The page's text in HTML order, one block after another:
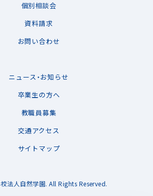
個別相談会
資料請求
お問い合わせ
ニュース・お知らせ
卒業生の方へ
教職員募集
交通アクセス
サイトマップ
法人自然学園. All Rights Reserved.